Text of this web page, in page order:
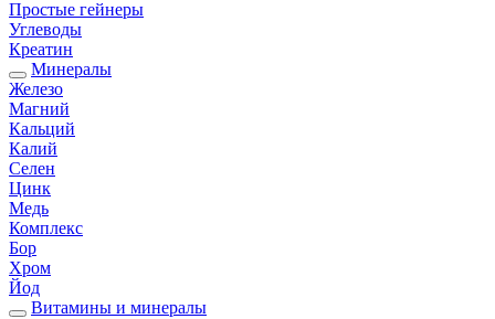
Простые гейнеры
Углеводы
Креатин
Минералы
Железо
Магний
Кальций
Калий
Селен
Цинк
Медь
Комплекс
Бор
Хром
Йод
Витамины и минералы